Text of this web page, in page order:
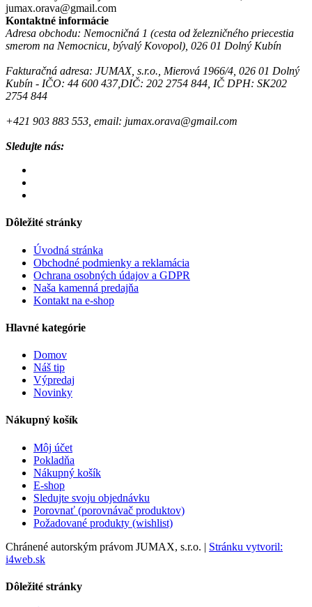
jumax.orava@gmail.com
Kontaktné informácie
Adresa obchodu: Nemocničná 1 (cesta od železničného priecestia
smerom na Nemocnicu, bývalý Kovopol), 026 01 Dolný Kubín
Fakturačná adresa: JUMAX, s.r.o., Mierová 1966/4, 026 01 Dolný
Kubín - IČO: 44 600 437,DIČ: 202 2754 844, IČ DPH: SK202
2754 844
+421 903 883 553, email: jumax.orava@gmail.com
Sledujte nás:
Dôležité stránky
Úvodná stránka
Obchodné podmienky a reklamácia
Ochrana osobných údajov a GDPR
Naša kamenná predajňa
Kontakt na e-shop
Hlavné kategórie
Domov
Náš tip
Výpredaj
Novinky
Nákupný košík
Môj účet
Pokladňa
Nákupný košík
E-shop
Sledujte svoju objednávku
Porovnať (porovnávač produktov)
Požadované produkty (wishlist)
Chránené autorským právom JUMAX, s.r.o. | Stránku vytvoril:
i4web.sk
Dôležité stránky